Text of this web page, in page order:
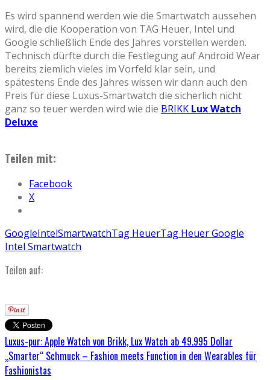
Es wird spannend werden wie die Smartwatch aussehen
wird, die die Kooperation von TAG Heuer, Intel und
Google schließlich Ende des Jahres vorstellen werden.
Technisch dürfte durch die Festlegung auf Android Wear
bereits ziemlich vieles im Vorfeld klar sein, und
spätestens Ende des Jahres wissen wir dann auch den
Preis für diese Luxus-Smartwatch die sicherlich nicht
ganz so teuer werden wird wie die BRIKK Lux Watch
Deluxe
Teilen mit:
Facebook
X
GoogleIntelSmartwatchTag HeuerTag Heuer Google
Intel Smartwatch
Teilen auf:
Luxus-pur: Apple Watch von Brikk, Lux Watch ab 49.995 Dollar
„Smarter“ Schmuck – Fashion meets Function in den Wearables für
Fashionistas